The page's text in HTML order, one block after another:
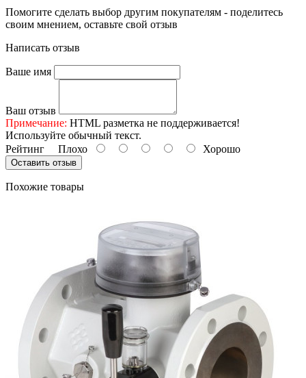
Помогите сделать выбор другим покупателям - поделитесь
своим мнением, оставьте свой отзыв
Написать отзыв
Ваше имя
Ваш отзыв
Примечание: HTML разметка не поддерживается!
Используйте обычный текст.
Рейтинг Плохо Хорошо
Оставить отзыв
Похожие товары